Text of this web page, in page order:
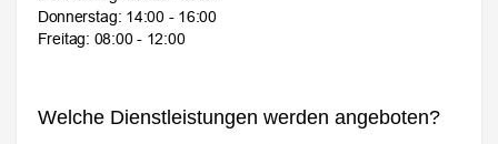
Welche Dienstleistungen werden angeboten?